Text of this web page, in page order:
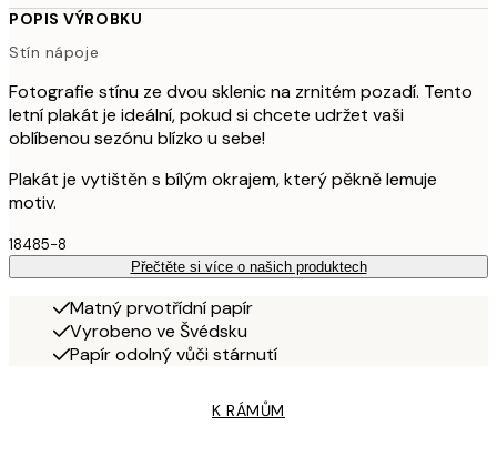
POPIS VÝROBKU
Stín nápoje
Fotografie stínu ze dvou sklenic na zrnitém pozadí. Tento
letní plakát je ideální, pokud si chcete udržet vaši
oblíbenou sezónu blízko u sebe!
Plakát je vytištěn s bílým okrajem, který pěkně lemuje
motiv.
18485-8
Přečtěte si více o našich produktech
Matný prvotřídní papír
Vyrobeno ve Švédsku
Papír odolný vůči stárnutí
K RÁMŮM